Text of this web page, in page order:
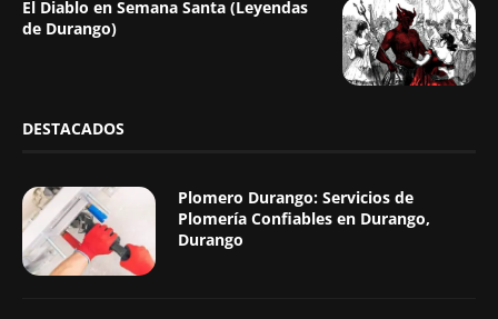
El Diablo en Semana Santa (Leyendas
de Durango)
DESTACADOS
Plomero Durango: Servicios de
Plomería Confiables en Durango,
Durango